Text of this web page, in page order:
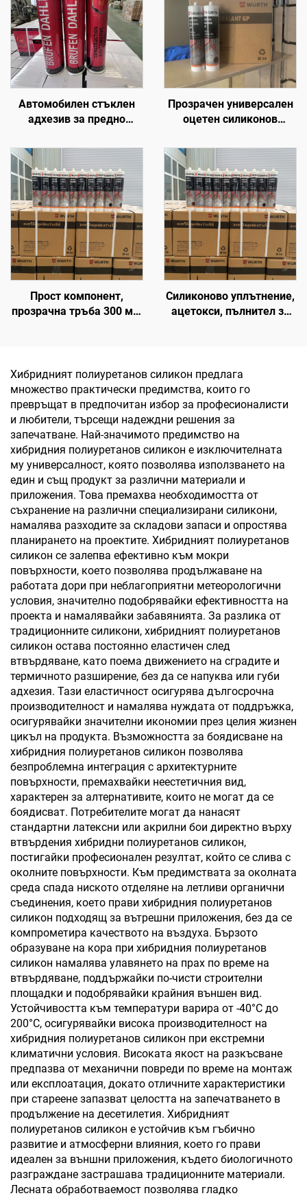
Автомобилен стъклен
адхезив за предно
уплътнител, силиконов,
полиуретанов PU
герметик 300 мл
Прозрачен универсален
оцетен силиконов
водонепроницаем за
стъкло
Прост компонент,
прозрачна тръба 300 мл,
Силиконово уплътнение,
ацетокси, пълнител за
възможно
Хибридният полиуретанов силикон предлага
множество практически предимства, които го
превръщат в предпочитан избор за професионалисти
и любители, търсещи надеждни решения за
запечатване. Най-значимото предимство на
хибридния полиуретанов силикон е изключителната
му универсалност, която позволява използването на
един и същ продукт за различни материали и
приложения. Това премахва необходимостта от
съхранение на различни специализирани силикони,
намалява разходите за складови запаси и опростява
планирането на проектите. Хибридният полиуретанов
силикон се залепва ефективно към мокри
повърхности, което позволява продължаване на
работата дори при неблагоприятни метеорологични
условия, значително подобрявайки ефективността на
проекта и намалявайки забавянията. За разлика от
традиционните силикони, хибридният полиуретанов
силикон остава постоянно еластичен след
втвърдяване, като поема движението на сградите и
термичното разширение, без да се напуква или губи
адхезия. Тази еластичност осигурява дългосрочна
производителност и намалява нуждата от поддръжка,
осигурявайки значителни икономии през целия жизнен
цикъл на продукта. Възможността за боядисване на
хибридния полиуретанов силикон позволява
безпроблемна интеграция с архитектурните
повърхности, премахвайки неестетичния вид,
характерен за алтернативите, които не могат да се
боядисват. Потребителите могат да нанасят
стандартни латексни или акрилни бои директно върху
втвърдения хибридни полиуретанов силикон,
постигайки професионален резултат, който се слива с
околните повърхности. Към предимствата за околната
среда спада ниското отделяне на летливи органични
съединения, което прави хибридния полиуретанов
силикон подходящ за вътрешни приложения, без да се
компрометира качеството на въздуха. Бързото
образуване на кора при хибридния полиуретанов
силикон намалява улавянето на прах по време на
втвърдяване, поддържайки по-чисти строителни
площадки и подобрявайки крайния външен вид.
Устойчивостта към температури варира от -40°С до
200°С, осигурявайки висока производителност на
хибридния полиуретанов силикон при екстремни
климатични условия. Високата якост на разкъсване
предпазва от механични повреди по време на монтаж
или експлоатация, докато отличните характеристики
при стареене запазват целостта на запечатването в
продължение на десетилетия. Хибридният
полиуретанов силикон е устойчив към гъбично
развитие и атмосферни влияния, което го прави
идеален за външни приложения, където биологичното
разграждане застрашава традиционните материали.
Лесната обработваемост позволява гладко